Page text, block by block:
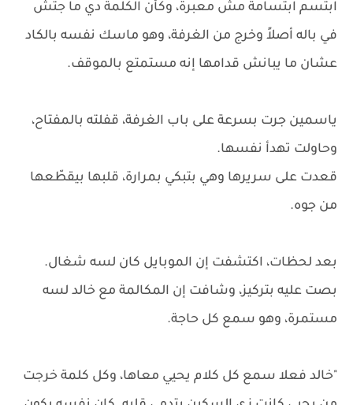
ابتسم ابتسامة مش معبرة، وكأن الكلمة دي ما جتش
في باله أصلاً وخرج من الغرفة، وهو ماسك نفسه بالكاد
عشان ما يبانش قدامها إنه مستمتع بالموقف.
ياسمين جرت بسرعة على باب الغرفة، قفلته بالمفتاح،
وحاولت تهدأ نفسها.
قعدت على سريرها وهي بتبكي بمرارة، قلبها بيقطّعها
من جوه.
بعد لحظات، اكتشفت إن الموبايل كان لسه شغال.
بصت عليه بتركيز، وشافت إن المكالمة مع خالد لسه
مستمرة، وهو سمع كل حاجة.
"خالد فعلا سمع كل كلام يحيي معاها، وكل كلمة خرجت